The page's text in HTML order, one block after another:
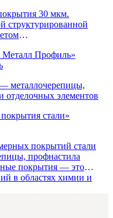
30 мкм.
структурированной
металлочерепицы,
отделочных элементов
покрытий стали
профнастила
покрытия — это
в областях химии и